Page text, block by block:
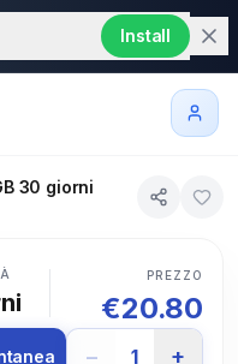
Install
30 giorni
PREZZO
€20.80
− 1 +